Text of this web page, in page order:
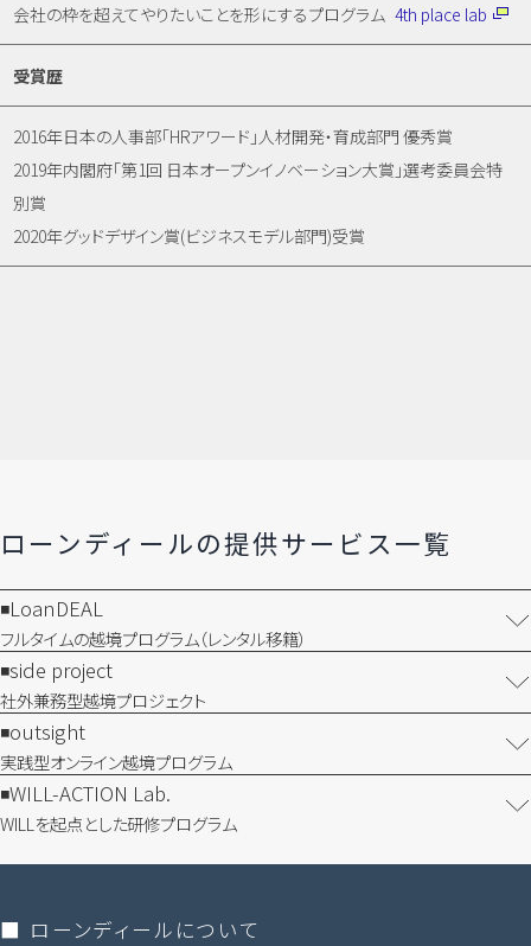
会社の枠を超えてやりたいことを形にするプログラム 4th place lab
受賞歴
2016年日本の人事部「HRアワード」人材開発・育成部門 優秀賞
2019年内閣府「第1回 日本オープンイノベーション大賞」選考委員会特
別賞
2020年グッドデザイン賞(ビジネスモデル部門)受賞
ローンディールの​提供サービス一覧
LoanDEAL
フルタイムの越境プログラム​（レンタル移籍）
side project
社外兼務型​越境プロジェクト
outsight
実践型オンライン​越境プログラム
WILL-ACTION Lab.
WILLを​起点とした​研修プログラム
■ ローンディールに​ついて